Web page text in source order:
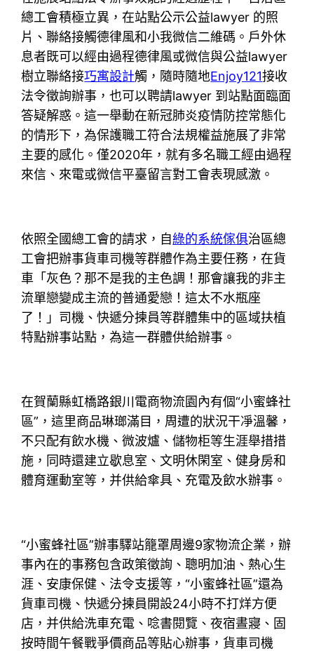
總工會積極立異，在站點公示公益lawyer 的照
片、聯絡接觸德律風和小我微信二維碼。戶外休
息者既可以經由過程德律風或微信與公益lawyer
樹立聯絡接巧寓設計觸，隨時隨地Enjoy121接收
法令徵詢辦事，也可以聘請lawyer 到站點面臨面
答疑解惑。這一舉動在新冠肺炎疫情防控常態化
的情形下，為保護職工符合法規權益施展了非常
主要的感化。僅2020年，就有多名職工經由過程
來信、來電或微信平臺留言對工會表現感激。
依照全國總工會的請求，自綠的系統傢俱治區總
工會把辦事貨車司機等群體作為主要任務，在貨
車「灰色？那不是我的主色調！那會讓我的非主
流單戀變成主流的普通愛戀！這太不水瓶座
了！」司機、快遞分揀員等群體集中的區域扶植
特點辦事站點，為這一群體供給辦事。
在賀蘭縣虹橋路銀川電商物流園內有個“小蜜蜂社
區”，這里商品琳瑯滿目，周遭的狀況干凈溫馨，
不只配有飲水機、微波爐、儲物柜等生涯舉措措
施，同時還建立歇息室、文明休閑室、健身房和
體育運動室等，并供給傘具、充電及飲水辦事。
“小蜜蜂社區”辦事驛站籠罩周邊9家物流企業，辦
事內在的事務包含政策徵詢、聰明加油、熱心生
涯、安康保健、法令支援等，“小蜜蜂社區”還為
貨車司機、快遞分揀員開設24小時不打烊方便
店，并供給洗車充電、唸書閱覽、夜宿晝寢、固
按時間午餐戰爭價商品等貼心辦事，貨車司機